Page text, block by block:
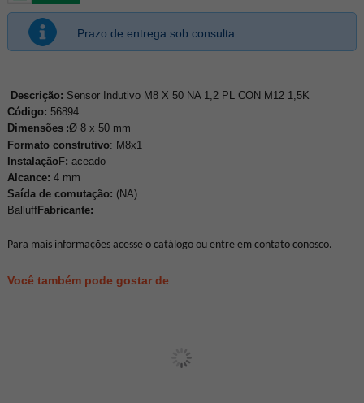
Prazo de entrega sob consulta
Descrição: Sensor Indutivo M8 X 50 NA 1,2 PL CON M12 1,5K
Código: 56894
Dimensões :Ø 8 x 50 mm
Formato construtivo: M8x1
InstalaçãoF: aceado
Alcance: 4 mm
Saída de comutação: (NA)
​​​​​​​BalluffFabricante:
Para mais informações acesse o catálogo ou entre em contato conosco.
Você também pode gostar de